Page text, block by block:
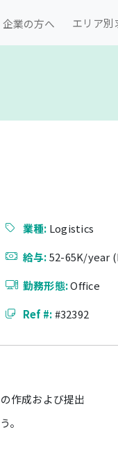
企業の方へ エリア別
業種: Logistics
給与:52-65K/year
勤務形態:Office
Ref #:#32392
作成および提出
。